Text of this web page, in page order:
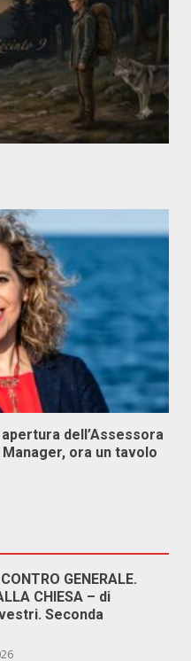
dell’Assessora
ora un tavolo
GENERALE.
CHIESA – di
Seconda